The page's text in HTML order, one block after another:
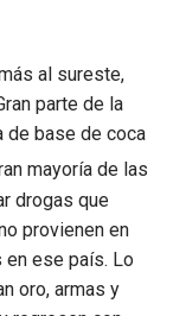
al sureste,
parte de la
de base de coca
mayoría de las
drogas que
provienen en
en ese país. Lo
oro, armas y